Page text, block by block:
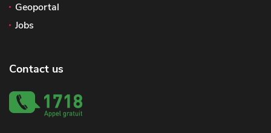
Geoportal
Jobs
Contact us